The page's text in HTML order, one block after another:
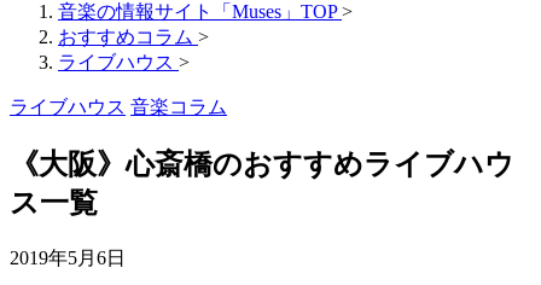
音楽の情報サイト「Muses」TOP >
おすすめコラム >
ライブハウス >
ライブハウス 音楽コラム
《大阪》心斎橋のおすすめライブハウ
ス一覧
2019年5月6日